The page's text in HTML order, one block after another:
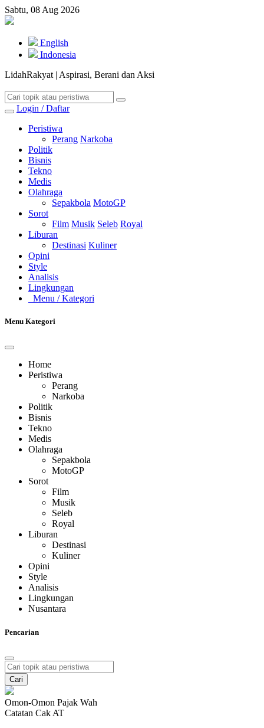
Sabtu, 08 Aug 2026
English
Indonesia
LidahRakyat | Aspirasi, Berani dan Aksi
Login / Daftar
Peristiwa
Perang Narkoba
Politik
Bisnis
Tekno
Medis
Olahraga
Sepakbola MotoGP
Sorot
Film Musik Seleb Royal
Liburan
Destinasi Kuliner
Opini
Style
Analisis
Lingkungan
Menu / Kategori
Menu Kategori
Home
Peristiwa
Perang
Narkoba
Politik
Bisnis
Tekno
Medis
Olahraga
Sepakbola
MotoGP
Sorot
Film
Musik
Seleb
Royal
Liburan
Destinasi
Kuliner
Opini
Style
Analisis
Lingkungan
Nusantara
Pencarian
Cari
Omon-Omon Pajak Wah
Catatan Cak AT